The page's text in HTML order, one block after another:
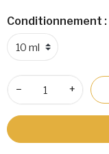
Conditionnement :
− +